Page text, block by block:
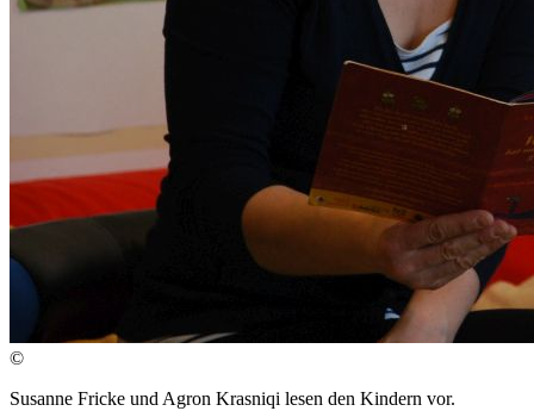
©
Susanne Fricke und Agron Krasniqi lesen den Kindern vor.